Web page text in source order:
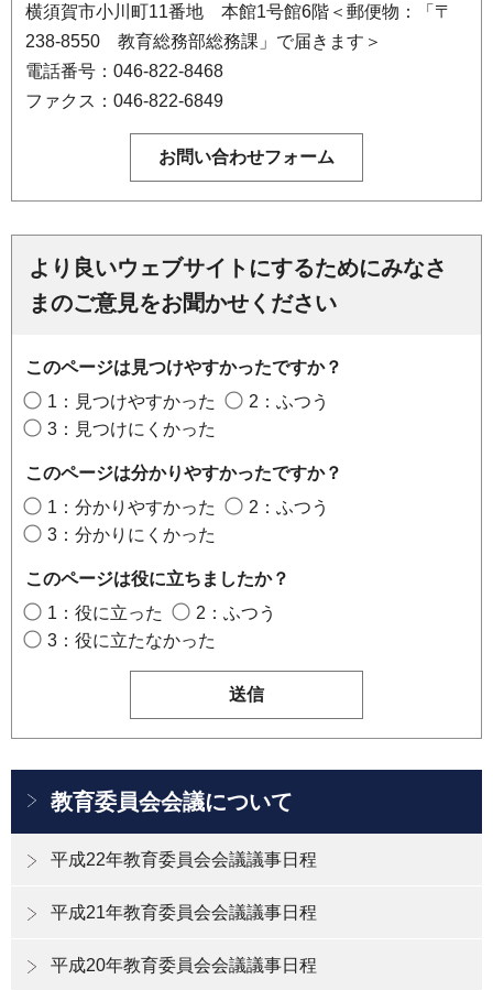
横須賀市小川町11番地 本館1号館6階＜郵便物：「〒
238-8550 教育総務部総務課」で届きます＞
電話番号：046-822-8468
ファクス：046-822-6849
より良いウェブサイトにするためにみなさ
まのご意見をお聞かせください
このページは見つけやすかったですか？
1：見つけやすかった
2：ふつう
3：見つけにくかった
このページは分かりやすかったですか？
1：分かりやすかった
2：ふつう
3：分かりにくかった
このページは役に立ちましたか？
1：役に立った
2：ふつう
3：役に立たなかった
教育委員会会議について
平成22年教育委員会会議議事日程
平成21年教育委員会会議議事日程
平成20年教育委員会会議議事日程